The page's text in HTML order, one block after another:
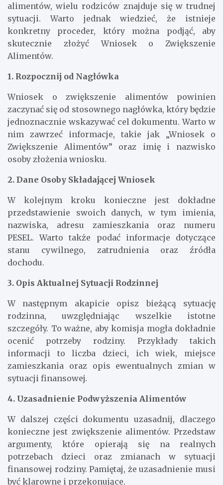
alimentów, wielu rodziców znajduje się w trudnej
sytuacji. Warto jednak wiedzieć, że istnieje
konkretny proceder, który można podjąć, aby
skutecznie złożyć Wniosek o Zwiększenie
Alimentów.
1. Rozpocznij od Nagłówka
Wniosek o zwiększenie alimentów powinien
zaczynać się od stosownego nagłówka, który będzie
jednoznacznie wskazywać cel dokumentu. Warto w
nim zawrzeć informacje, takie jak „Wniosek o
Zwiększenie Alimentów” oraz imię i nazwisko
osoby złożenia wniosku.
2. Dane Osoby Składającej Wniosek
W kolejnym kroku konieczne jest dokładne
przedstawienie swoich danych, w tym imienia,
nazwiska, adresu zamieszkania oraz numeru
PESEL. Warto także podać informacje dotyczące
stanu cywilnego, zatrudnienia oraz źródła
dochodu.
3. Opis Aktualnej Sytuacji Rodzinnej
W następnym akapicie opisz bieżącą sytuację
rodzinna, uwzględniając wszelkie istotne
szczegóły. To ważne, aby komisja mogła dokładnie
ocenić potrzeby rodziny. Przykłady takich
informacji to liczba dzieci, ich wiek, miejsce
zamieszkania oraz opis ewentualnych zmian w
sytuacji finansowej.
4. Uzasadnienie Podwyższenia Alimentów
W dalszej części dokumentu uzasadnij, dlaczego
konieczne jest zwiększenie alimentów. Przedstaw
argumenty, które opierają się na realnych
potrzebach dzieci oraz zmianach w sytuacji
finansowej rodziny. Pamiętaj, że uzasadnienie musi
być klarowne i przekonujące.